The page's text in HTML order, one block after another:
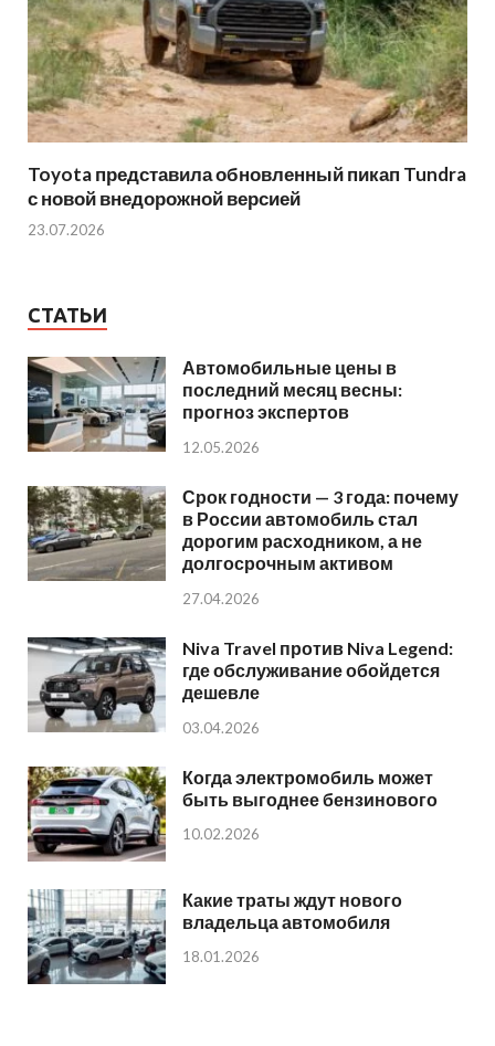
Toyota представила обновленный пикап Tundra
с новой внедорожной версией
23.07.2026
СТАТЬИ
Автомобильные цены в
последний месяц весны:
прогноз экспертов
12.05.2026
Срок годности — 3 года: почему
в России автомобиль стал
дорогим расходником, а не
долгосрочным активом
27.04.2026
Niva Travel против Niva Legend:
где обслуживание обойдется
дешевле
03.04.2026
Когда электромобиль может
быть выгоднее бензинового
10.02.2026
Какие траты ждут нового
владельца автомобиля
18.01.2026